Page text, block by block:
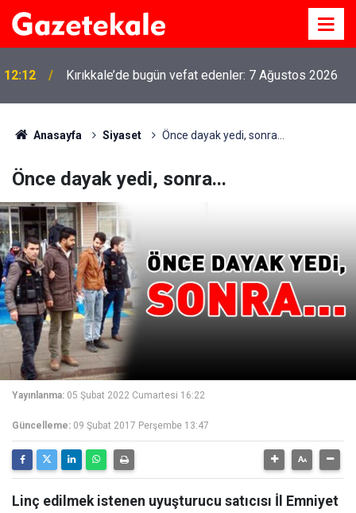
12:12 Kırıkkale’de bugün vefat edenler: 7 Ağustos 2026
Anasayfa Siyaset Önce dayak yedi, sonra...
Önce dayak yedi, sonra...
Yayınlanma: 05 Şubat 2022 Cumartesi 16:22
Güncelleme: 09 Şubat 2017 Perşembe 13:47
Linç edilmek istenen uyuşturucu satıcısı İl Emniyet